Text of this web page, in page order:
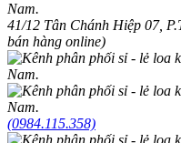
41/12 Tân Chánh Hiệp 07,
bán hàng online)
(0984.115.358)